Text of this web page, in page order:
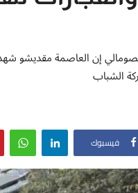
إن العاصمة مقديشو
الشباب
فيسبوك